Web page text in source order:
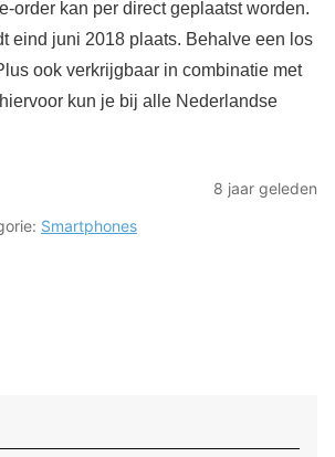
order kan per direct geplaatst worden.
eind juni 2018 plaats. Behalve een los
ook verkrijgbaar in combinatie met
kun je bij alle Nederlandse
8 jaar geleden
Smartphones